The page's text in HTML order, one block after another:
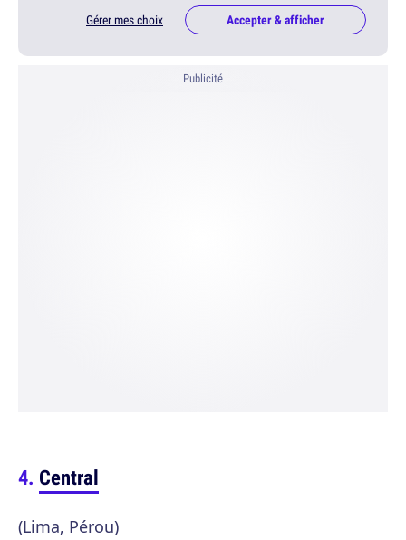
Gérer mes choix Accepter & afficher
Publicité
Central
(Lima, Pérou)